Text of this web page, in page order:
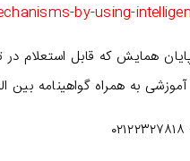
by-using-
همایش که قابل استعلام
به همراه گواهینامه بین